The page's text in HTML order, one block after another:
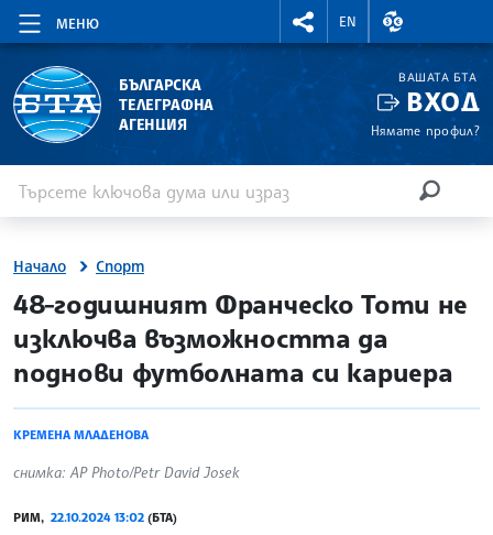
МЕНЮ
RIGHTMENU.SOCIAL
EN
ВАЛУТНИ
БЪЛГАРСКА
ТЕЛЕГРАФНА
АГЕНЦИЯ
ВАШАТА БТА
ВХОД
Нямате профил?
Начало Спорт
site.bta
48-годишният Франческо Тоти не
изключва възможността да
поднови футболната си кариера
КРЕМЕНА МЛАДЕНОВА
снимка: АP Photo/Petr David Josek
РИМ, 22.10.2024 13:02 (БТА)